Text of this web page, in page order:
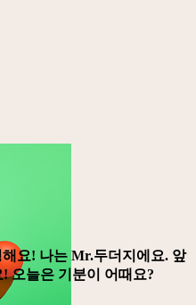
요! 나는 Mr.두더지에요. 앞
오늘은 기분이 어때요?